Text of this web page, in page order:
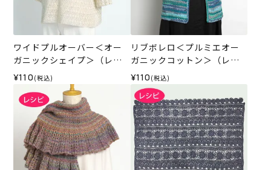
ワイドプルオーバー＜オー
ガニックシェイプ＞（レシ
ピ）
¥110 (税込)
リブボレロ＜プルミエオー
ガニックコットン＞（レシ
ピ）
¥110 (税込)